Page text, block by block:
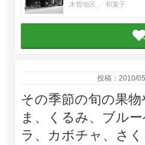
木曽地区 和菓子
投稿：2010/
その季節の旬の果
ま、くるみ、ブル
ラ、カボチャ、さ